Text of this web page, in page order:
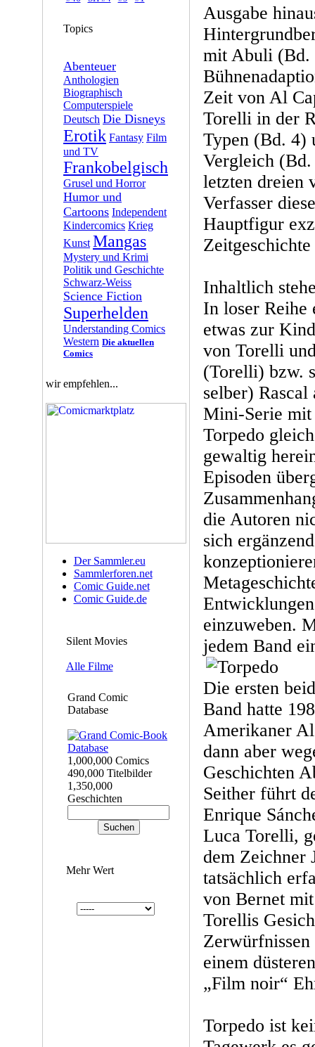
Topics
Abenteuer
Anthologien
Biographisch
Computerspiele
Deutsch Die Disneys
Erotik Fantasy Film
und TV
Frankobelgisch
Grusel und Horror
Humor und
Cartoons Independent
Kindercomics Krieg
Kunst Mangas
Mystery und Krimi
Politik und Geschichte
Schwarz-Weiss
Science Fiction
Superhelden
Understanding Comics
Western Die aktuellen
Comics
wir empfehlen...
Der Sammler.eu
Sammlerforen.net
Comic Guide.net
Comic Guide.de
Silent Movies
Alle Filme
Grand Comic
Database
1,000,000 Comics
490,000 Titelbilder
1,350,000
Geschichten
Mehr Wert
Ausgabe
mit Abuli (Bd.
Zeit von Al
Torelli in der
Typen (Bd. 4)
Vergleich (Bd.
letzten dreien
Verfasser
Hauptfigur
Inhaltlich
In loser Reihe
etwas zur
von Torelli
(Torelli) bzw.
selber)
Mini-Serie mit
Torpedo
gewaltig
Episoden
die Autoren
sich
einzuweben.
jedem Band
Die ersten
Band hatte
Amerikaner
dann aber
Geschichten
Seither führt
Enrique
Luca Torelli,
dem Zeichner
tatsächlich
von Bernet
Torellis
einem
„Film noir“
Torpedo ist